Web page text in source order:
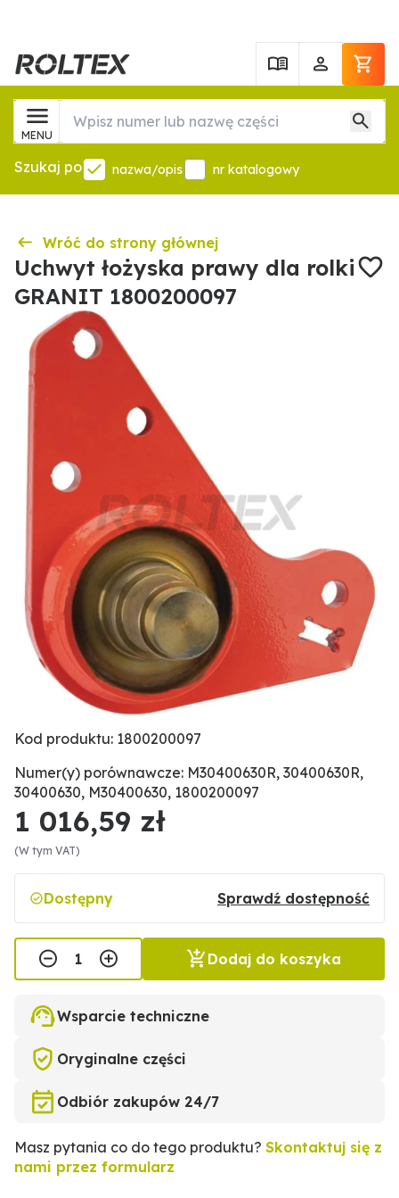
MENU
Szukaj po nazwa/opis nr katalogowy
Wróć do strony głównej
Uchwyt łożyska prawy dla rolki
GRANIT 1800200097
Kod produktu: 1800200097
Numer(y) porównawcze: M30400630R, 30400630R,
30400630, M30400630, 1800200097
1 016,59 zł
(W tym VAT)
Dostępny Sprawdź dostępność
Dodaj do koszyka
Wsparcie techniczne
Oryginalne części
Odbiór zakupów 24/7
Masz pytania co do tego produktu? Skontaktuj się z
nami przez formularz